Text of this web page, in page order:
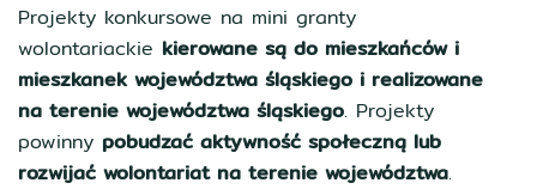
Projekty konkursowe na mini granty
wolontariackie kierowane są do mieszkańców i
mieszkanek województwa śląskiego i realizowane
na terenie województwa śląskiego. Projekty
powinny pobudzać aktywność społeczną lub
rozwijać wolontariat na terenie województwa.